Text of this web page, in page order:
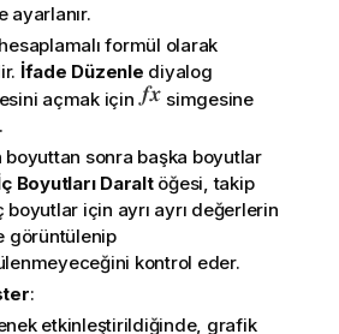
ayarlanır.
formül olarak
İfade Düzenle diyalog
açmak için
simgesine
boyuttan sonra başka boyutlar
Boyutları Daraltöğesi, takip
boyutlar için ayrı ayrı değerlerin
görüntülenip
kontrol eder.
:
etkinleştirildiğinde, grafik